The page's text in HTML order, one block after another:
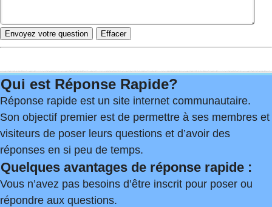
Qui est Réponse Rapide?
Réponse rapide est un site internet communautaire.
Son objectif premier est de permettre à ses membres et
visiteurs de poser leurs questions et d’avoir des
réponses en si peu de temps.
Quelques avantages de réponse rapide :
Vous n’avez pas besoins d’être inscrit pour poser ou
répondre aux questions.